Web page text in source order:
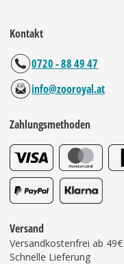
Kontakt
0720 - 88 49 47
info@zooroyal.at
Zahlungsmethoden
Versand
Versandkostenfrei ab 49€
Schnelle Lieferung